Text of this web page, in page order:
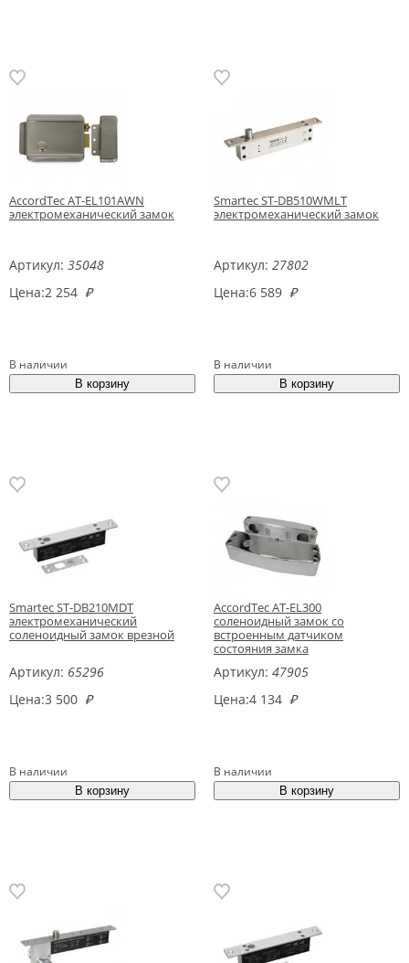
AccordTec AT-EL101AWN
электромеханический замок
Артикул: 35048
Цена:2 254 ₽
В наличии
Smartec ST-DB510WMLT
электромеханический замок
Артикул: 27802
Цена:6 589 ₽
В наличии
Smartec ST-DB210MDT
электромеханический
соленоидный замок врезной
Артикул: 65296
Цена:3 500 ₽
В наличии
AccordTec AT-EL300
соленоидный замок со
встроенным датчиком
состояния замка
Артикул: 47905
Цена:4 134 ₽
В наличии